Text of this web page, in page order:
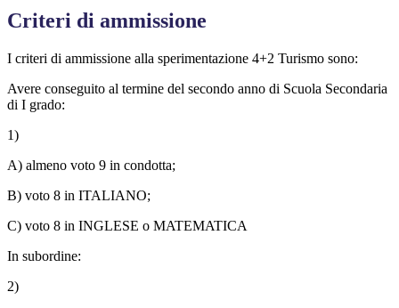
Criteri di ammissione
I criteri di ammissione alla sperimentazione 4+2 Turismo sono:
Avere conseguito al termine del secondo anno di Scuola Secondaria
di I grado:
1)
A) almeno voto 9 in condotta;
B) voto 8 in ITALIANO;
C) voto 8 in INGLESE o MATEMATICA
In subordine:
2)